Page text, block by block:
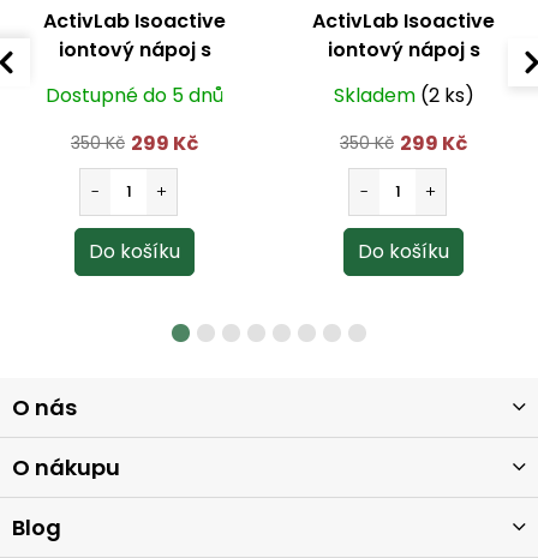
ActivLab Isoactive
iontový nápoj s
630 g
Dostupné do 5 dnů
350 Kč 299 Kč
ActivLab Isoactive
iontový nápoj s
ženšenem grapefruit
630 g
Skladem (2 ks)
350 Kč 299 Kč
á
p
a
t
O nás
O nákupu
Blog